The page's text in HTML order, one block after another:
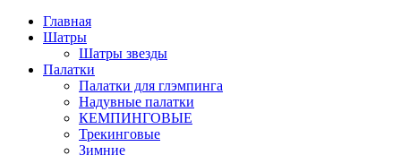
Главная
Шатры
Шатры звезды
Палатки
Палатки для глэмпинга
Надувные палатки
КЕМПИНГОВЫЕ
Трекинговые
Зимние